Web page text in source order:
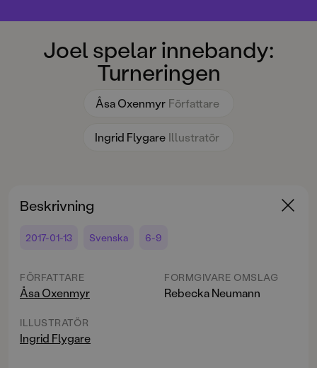
Joel spelar innebandy:
Turneringen
Åsa Oxenmyr Författare
Ingrid Flygare Illustratör
Beskrivning
2017-01-13 Svenska 6-9
FÖRFATTARE
Åsa Oxenmyr
ILLUSTRATÖR
Ingrid Flygare
FORMGIVARE OMSLAG
Rebecka Neumann